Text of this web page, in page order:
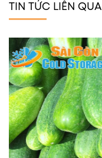
TIN TỨC LIÊN